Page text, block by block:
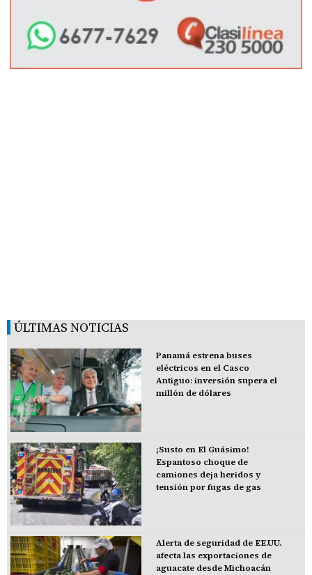
ÚLTIMAS NOTICIAS
Panamá estrena buses
eléctricos en el Casco
Antiguo: inversión supera el
millón de dólares
¡Susto en El Guásimo!
Espantoso choque de
camiones deja heridos y
tensión por fugas de gas
Alerta de seguridad de EE.UU.
afecta las exportaciones de
aguacate desde Michoacán